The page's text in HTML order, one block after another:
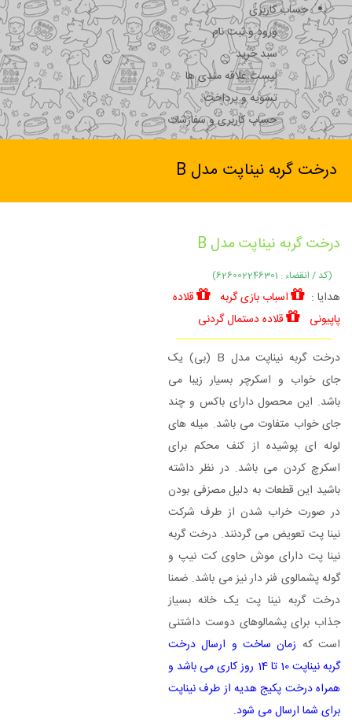
حساب کاربری
ورود و ثبت نام
سبد خرید
لیست علاقه مندی ها
تسویه و پرداخت
حساب کاربری و سفارشات
درخت گربه نیناپت مدل B
درخت گربه نیناپت مدل B
(کد / انقضاء : 626002246301)
هدایا : اسباب بازی گربه
قلاده
پاپیونی
قلاده دستمال گردنی
درخت گربه نیناپت مدل B (بی) یک
جای خواب و اسکرچر بسیار زیبا می
باشد. این محصول دارای باکس و چند
جای خواب متفاوت می باشد. میله های
لوله ای پوشیده از کنف محکم برای
اسکرچ کردن می باشد. در نظر داشته
باشید این قطعات به دلیل مصزفی بودن
در صورت خراب شدن از طرف شرکت
نینا پت تعویض می گردنند. درخت گربه
نینا پت دارای موش حاوی کت نیپ و
گوله پشمالوی فنر دار نیز می باشد. ضمنا
درخت گربه نینا پت یک خانه بسیاز
جذاب برای پشمالوهای دوست داشتنی
است که زمان ساخت و ارسال درخت
گربه نیناپت 10 تا 14 روز کاری می باشد و
همراه درخت پکیج هدیه از طرف نیناپت
برای شما ارسال می شود.